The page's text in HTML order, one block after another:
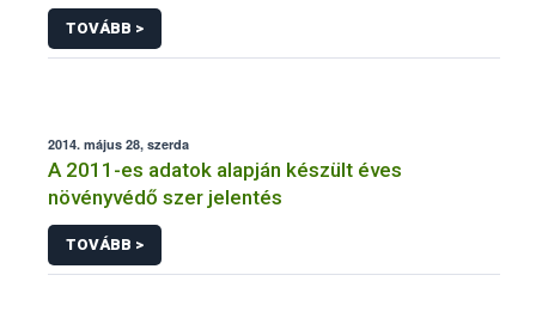
TOVÁBB >
2014. május 28, szerda
A 2011-es adatok alapján készült éves
növényvédő szer jelentés
TOVÁBB >